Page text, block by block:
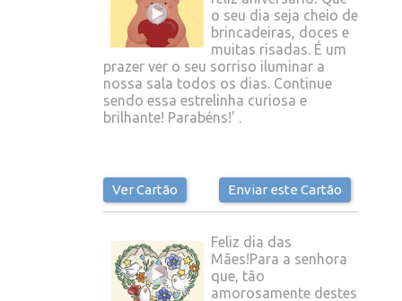
o seu dia seja cheio de
brincadeiras, doces e
muitas risadas. É um
prazer ver o seu sorriso iluminar a
nossa sala todos os dias. Continue
sendo essa estrelinha curiosa e
brilhante! Parabéns!' .
Ver Cartão Enviar este Cartão
Feliz dia das
Mães!Para a senhora
que, tão
amorosamente destes